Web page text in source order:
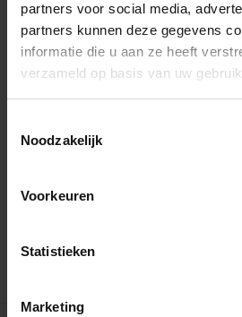
partners voor social media,
partners kunnen deze gegevens
informatie die u aan ze heeft
verzameld op basis van uw
Noodzakelijk
Voorkeuren
Statistieken
Marketing